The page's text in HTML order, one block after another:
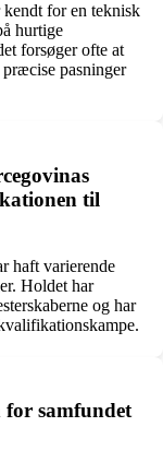
for en teknisk
hurtige
forsøger ofte at
pasninger
til
haft varierende
Holdet har
og har
samfundet